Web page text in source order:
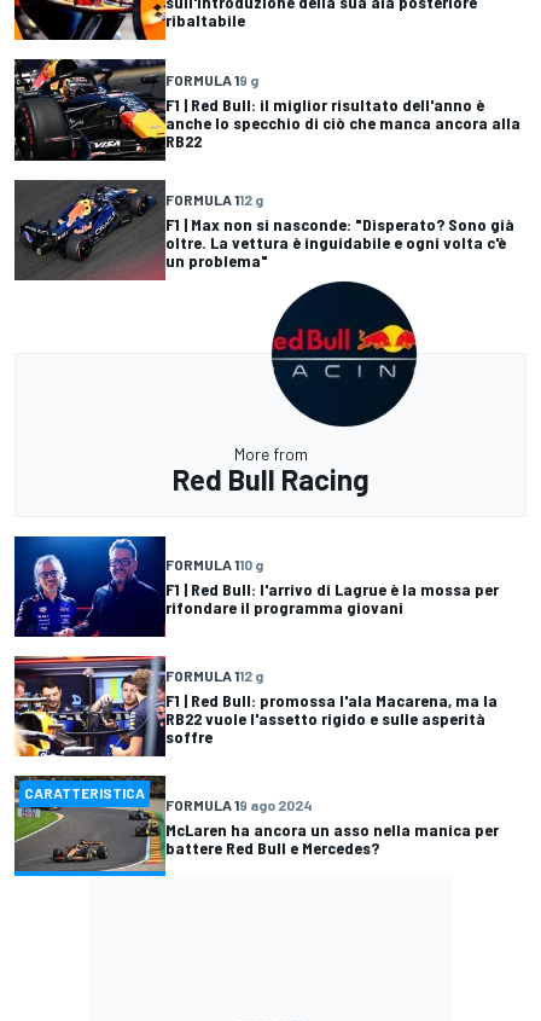
ribaltabile
FORMULA 19 g
F1 | Red Bull: il miglior risultato dell'anno è
anche lo specchio di ciò che manca ancora alla
RB22
FORMULA 112 g
F1 | Max non si nasconde: "Disperato? Sono già
oltre. La vettura è inguidabile e ogni volta c'è
un problema"
More from
Red Bull Racing
FORMULA 110 g
F1 | Red Bull: l'arrivo di Lagrue è la mossa per
rifondare il programma giovani
FORMULA 112 g
F1 | Red Bull: promossa l'ala Macarena, ma la
RB22 vuole l'assetto rigido e sulle asperità
soffre
CARATTERISTICA
FORMULA 19 ago 2024
McLaren ha ancora un asso nella manica per
battere Red Bull e Mercedes?